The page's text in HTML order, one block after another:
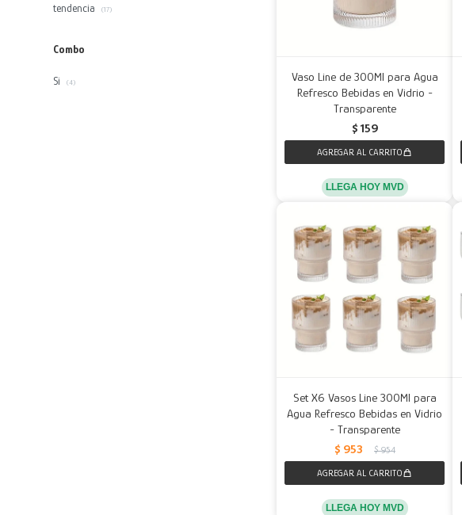
Vaso Line de 300Ml para Agua
Refresco Bebidas en Vidrio -
Transparente
$ 159
LLEGA HOY MVD
Set X6 Vasos Line 300Ml para
Agua Refresco Bebidas en Vidrio
- Transparente
$ 953 $ 954
LLEGA HOY MVD
tendencia (17)
Combo
Si (4)